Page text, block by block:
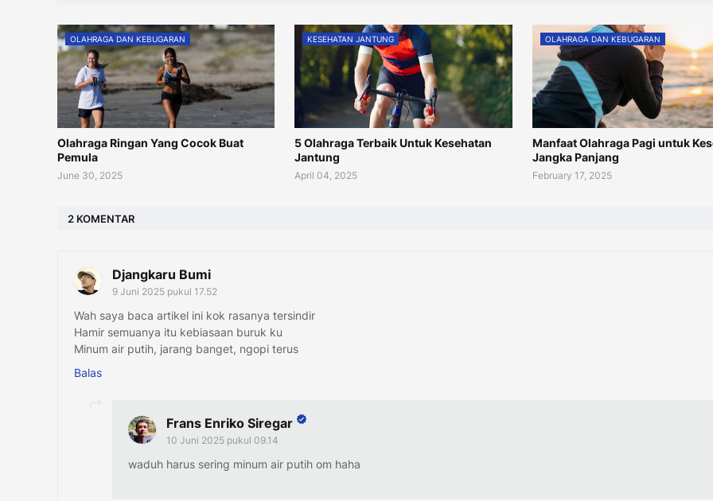
OLAHRAGA DAN KEBUGARAN
Olahraga Ringan Yang Cocok Buat
Pemula
June 30, 2025
KESEHATAN JANTUNG
5 Olahraga Terbaik Untuk Kesehatan
Jantung
April 04, 2025
OLAHRAGA DAN KEBUGARAN
Manfaat Olahraga Pagi untuk
Jangka Panjang
February 17, 2025
2 KOMENTAR
Djangkaru Bumi
9 Juni 2025 pukul 17.52
Wah saya baca artikel ini kok rasanya tersindir
Hamir semuanya itu kebiasaan buruk ku
Minum air putih, jarang banget, ngopi terus
Balas
Frans Enriko Siregar
10 Juni 2025 pukul 09.14
waduh harus sering minum air putih om haha